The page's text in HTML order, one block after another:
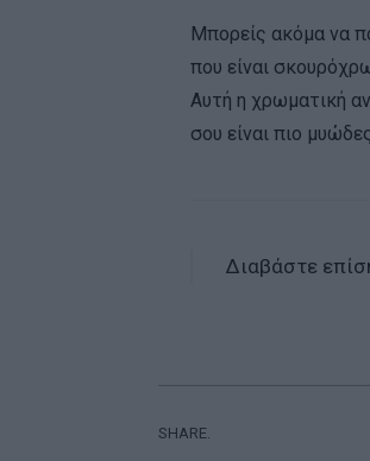
Μπορείς ακόμα να
που είναι
Αυτή η χρωματική
σου είναι πιο
Διαβάστε
SHARE.